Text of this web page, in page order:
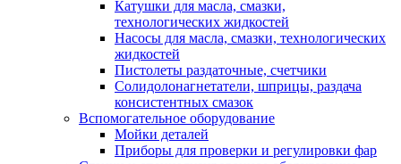
Катушки для масла, смазки,
технологических жидкостей
Насосы для масла, смазки, технологических
жидкостей
Пистолеты раздаточные, счетчики
Солидолонагнетатели, шприцы, раздача
консистентных смазок
Вспомогательное оборудование
Мойки деталей
Приборы для проверки и регулировки фар